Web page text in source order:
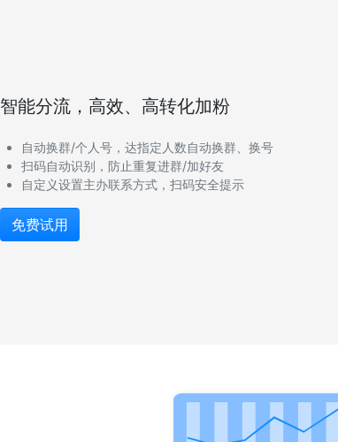
智能分流，高效、高转化加粉
自动换群/个人号，达指定人数自动换群、换号
扫码自动识别，防止重复进群/加好友
自定义设置主办联系方式，扫码安全提示
免费试用